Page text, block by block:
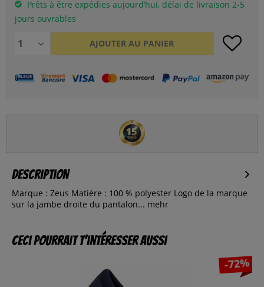
Prêts à être expédies aujourd’hui, délai de livraison 2-5
jours ouvrables
AJOUTER AU PANIER
Description
Marque : Zeus Matière : 100 % polyester Logo de la marque
sur la jambe droite du pantalon... mehr
Ceci pourrait t’intéresser aussi
-72%